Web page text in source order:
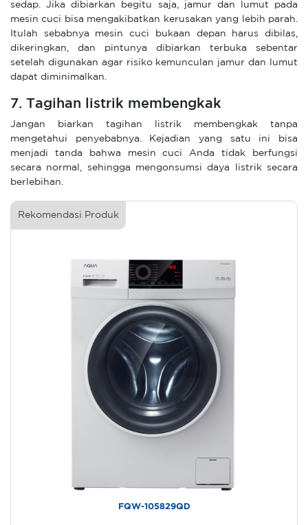
sedap. Jika dibiarkan begitu saja, jamur dan lumut pada
mesin cuci bisa mengakibatkan kerusakan yang lebih parah.
Itulah sebabnya mesin cuci bukaan depan harus dibilas,
dikeringkan, dan pintunya dibiarkan terbuka sebentar
setelah digunakan agar risiko kemunculan jamur dan lumut
dapat diminimalkan.
7. Tagihan listrik membengkak
Jangan biarkan tagihan listrik membengkak tanpa
mengetahui penyebabnya. Kejadian yang satu ini bisa
menjadi tanda bahwa mesin cuci Anda tidak berfungsi
secara normal, sehingga mengonsumsi daya listrik secara
berlebihan.
Rekomendasi Produk
FQW-105829QD